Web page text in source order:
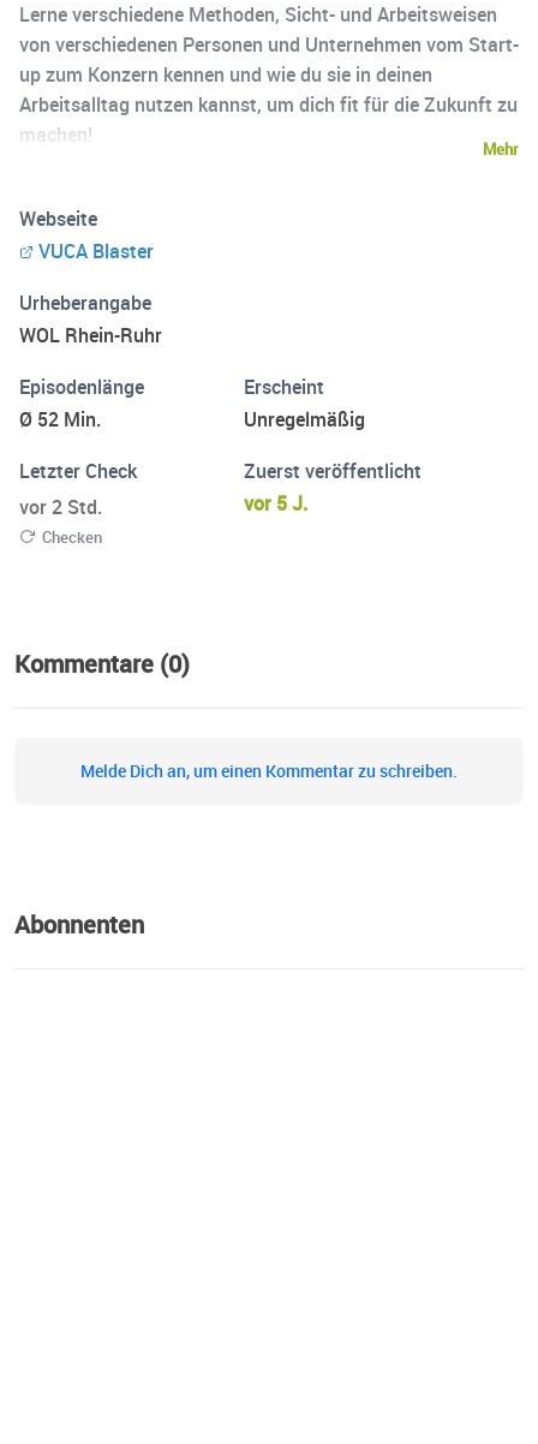
Lerne verschiedene Methoden, Sicht- und Arbeitsweisen
von verschiedenen Personen und Unternehmen vom Start-
up zum Konzern kennen und wie du sie in deinen
Arbeitsalltag nutzen kannst, um dich fit für die Zukunft zu
machen!
Mehr
Webseite
VUCA Blaster
Urheberangabe
WOL Rhein-Ruhr
Episodenlänge
Ø 52 Min.
Erscheint
Unregelmäßig
Letzter Check
vor 2 Std.
Checken
Zuerst veröffentlicht
vor 5 J.
Kommentare (0)
Melde Dich an, um einen Kommentar zu schreiben.
Abonnenten